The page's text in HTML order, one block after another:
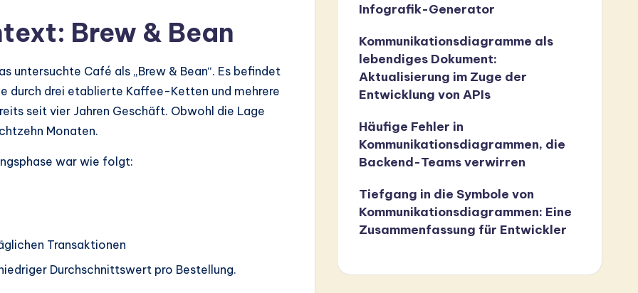
Brew & Bean
untersuchte Café als „Brew & Bean“. Es befindet
durch drei etablierte Kaffee-Ketten und mehrere
seit vier Jahren Geschäft. Obwohl die Lage
Monaten.
war wie folgt:
Transaktionen
Durchschnittswert pro Bestellung.
Infografik-Generator
Kommunikationsdiagramme als
lebendiges Dokument:
Aktualisierung im Zuge der
Entwicklung von APIs
Häufige Fehler in
Kommunikationsdiagrammen, die
Backend-Teams verwirren
Tiefgang in die Symbole von
Kommunikationsdiagrammen: Eine
Zusammenfassung für Entwickler